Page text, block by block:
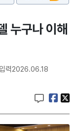
누구나 이해
력2026.06.18